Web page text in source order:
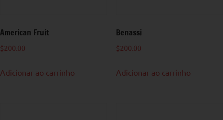
American Fruit
$200.00
Adicionar ao carrinho
Benassi
$200.00
Adicionar ao carrinho